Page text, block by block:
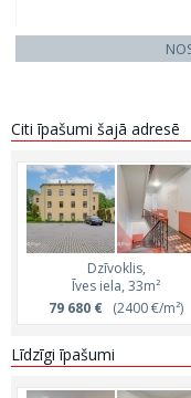
Citi īpašumi šajā adresē
Dzīvoklis,
Īves iela, 33m²
79 680 € (2400 €/m²)
Līdzīgi īpašumi